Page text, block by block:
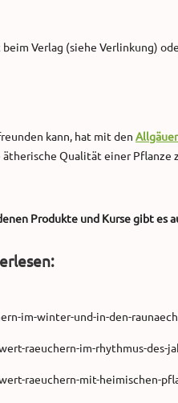
Verlag (siehe Verlinkung)
kann, hat mit den
Qualität einer Pflanze
Produkte und Kurse gibt es
im-winter-und-in-den-
raeuchern-im-rhythmus-des-
raeuchern-mit-heimischen-